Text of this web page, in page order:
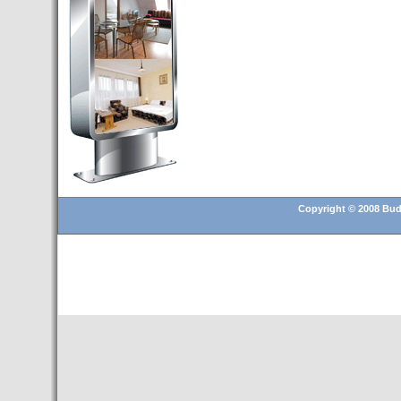
Budapest’.
- Hoteles en BUDAPEST:
Resultados octubre de 2016,
subida del 15% ocupación y
del 25,6% en el RevPar
- Nuevo Hotel en Budapest
bajo la marca Exe Hotusa
- Transfer Aeropuerto de
BUDAPEST
Copyright © 2008